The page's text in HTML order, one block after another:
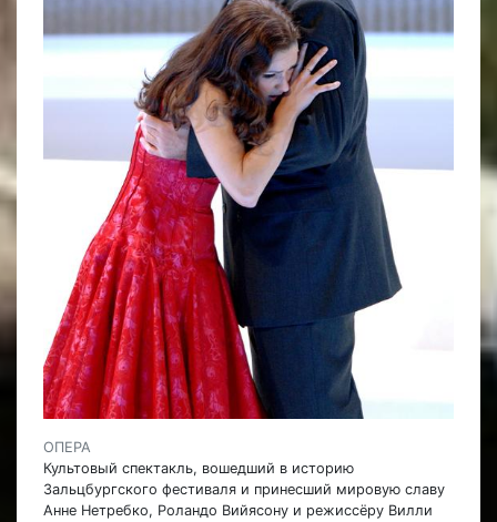
ОПЕРА
Культовый спектакль, вошедший в историю
Зальцбургского фестиваля и принесший мировую славу
Анне Нетребко, Роландо Вийясону и режиссёру Вилли